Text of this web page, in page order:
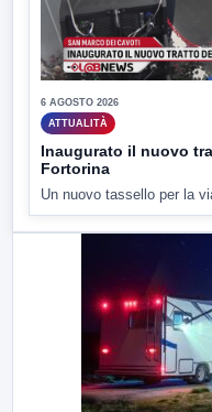
6 AGOSTO 2026
ATTUALITÀ
Inaugurato il nuovo
Fortorina
Un nuovo tassello per la